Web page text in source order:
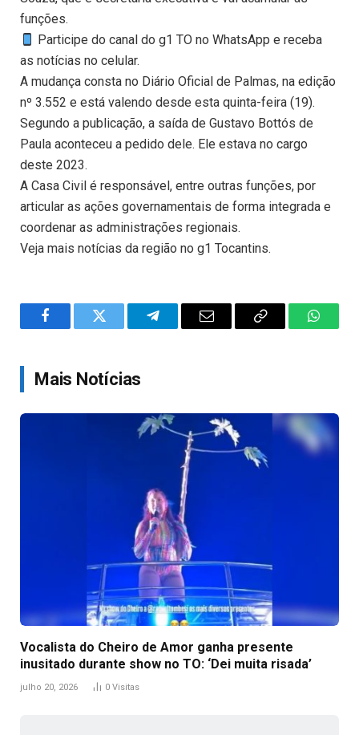
funções.
Participe do canal do g1 TO no WhatsApp e receba
as notícias no celular.
A mudança consta no Diário Oficial de Palmas, na edição
nº 3.552 e está valendo desde esta quinta-feira (19).
Segundo a publicação, a saída de Gustavo Bottós de
Paula aconteceu a pedido dele. Ele estava no cargo
deste 2023.
A Casa Civil é responsável, entre outras funções, por
articular as ações governamentais de forma integrada e
coordenar as administrações regionais.
Veja mais notícias da região no g1 Tocantins.
FacebookTwitter TelegramEmail
Copy
Mais Notícias
Vocalista do Cheiro de Amor ganha presente
inusitado durante show no TO: ‘Dei muita risada’
julho 20, 2026 0 Visitas